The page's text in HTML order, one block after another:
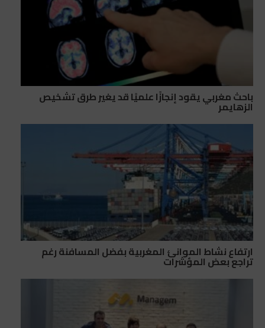
باحث مغربي يقود إنجازًا علميًا قد يغير طرق تشخيص
الزهايمر
ارتفاع نشاط الموانئ المغربية بفضل المسافنة رغم
تراجع بعض المؤشرات